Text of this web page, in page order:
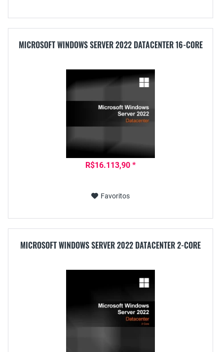
MICROSOFT WINDOWS SERVER 2022 DATACENTER 16-CORE
R$16.113,90 *
Favoritos
MICROSOFT WINDOWS SERVER 2022 DATACENTER 2-CORE